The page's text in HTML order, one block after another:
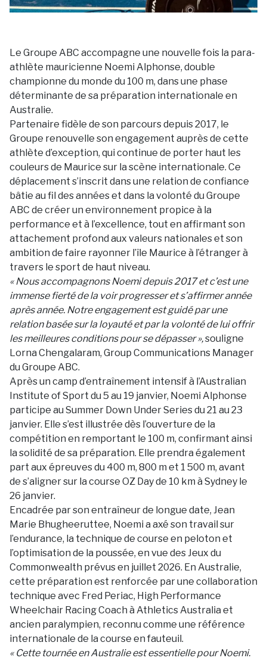
Le Groupe ABC accompagne une nouvelle fois la para-
athlète mauricienne Noemi Alphonse, double
championne du monde du 100 m, dans une phase
déterminante de sa préparation internationale en
Australie.
Partenaire fidèle de son parcours depuis 2017, le
Groupe renouvelle son engagement auprès de cette
athlète d’exception, qui continue de porter haut les
couleurs de Maurice sur la scène internationale. Ce
déplacement s’inscrit dans une relation de confiance
bâtie au fil des années et dans la volonté du Groupe
ABC de créer un environnement propice à la
performance et à l’excellence, tout en affirmant son
attachement profond aux valeurs nationales et son
ambition de faire rayonner l’île Maurice à l’étranger à
travers le sport de haut niveau.
« Nous accompagnons Noemi depuis 2017 et c’est une
immense fierté de la voir progresser et s’affirmer année
après année. Notre engagement est guidé par une
relation basée sur la loyauté et par la volonté de lui offrir
les meilleures conditions pour se dépasser »,souligne
Lorna Chengalaram, Group Communications Manager
du Groupe ABC.
Après un camp d’entraînement intensif à l’Australian
Institute of Sport du 5 au 19 janvier, Noemi Alphonse
participe au Summer Down Under Series du 21 au 23
janvier. Elle s’est illustrée dès l’ouverture de la
compétition en remportant le 100 m, confirmant ainsi
la solidité de sa préparation. Elle prendra également
part aux épreuves du 400 m, 800 m et 1 500 m, avant
de s’aligner sur la course OZ Day de 10 km à Sydney le
26 janvier.
Encadrée par son entraîneur de longue date, Jean
Marie Bhugheeruttee, Noemi a axé son travail sur
l’endurance, la technique de course en peloton et
l’optimisation de la poussée, en vue des Jeux du
Commonwealth prévus en juillet 2026. En Australie,
cette préparation est renforcée par une collaboration
technique avec Fred Periac, High Performance
Wheelchair Racing Coach à Athletics Australia et
ancien paralympien, reconnu comme une référence
internationale de la course en fauteuil.
« Cette tournée en Australie est essentielle pour Noemi.